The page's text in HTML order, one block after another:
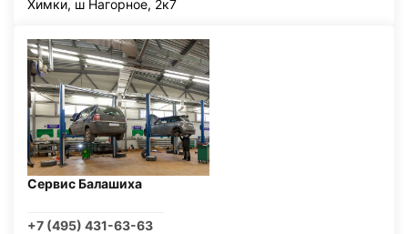
Химки, ш Нагорное, 2к7
Сервис Балашиха
+7 (495) 431-63-63